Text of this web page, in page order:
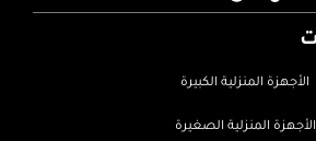
الأجهزة المنزلية الكبيرة
الأجهزة المنزلية الصغيرة